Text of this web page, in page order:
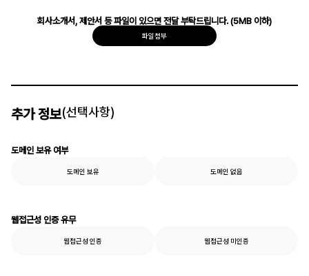
회사소개서, 제안서 등 파일이 있으면 전달 부탁드립니다. (5MB 이하)
파일첨부
추가 정보(선택사항)
도메인 보유 여부
도메인 보유 도메인 없음
웹접근성 인증 유무
웹접근성 인증 웹접근성 미인증